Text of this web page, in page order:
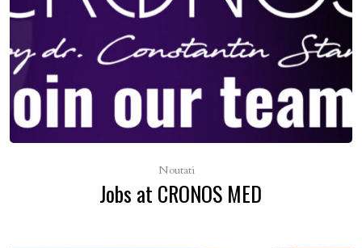
Noutati
Jobs at CRONOS MED